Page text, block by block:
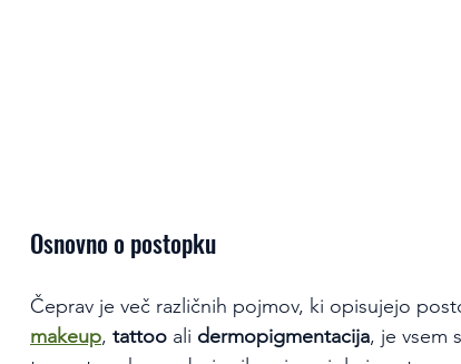
Osnovno o postopku
Čeprav je več različnih pojmov, ki opisujejo
makeup, tattoo ali dermopigmentacija, je vsem